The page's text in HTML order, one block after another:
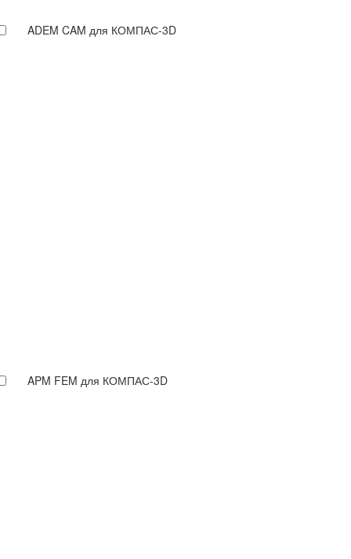
ADEM CAM для КОМПАС-3D
APM FEM для КОМПАС-3D